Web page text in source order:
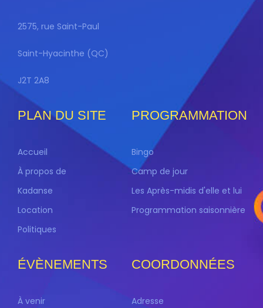
2575, rue Saint-Paul
Saint-Hyacinthe (QC)
J2T 2A8
PLAN DU SITE
Accueil
À propos de
Kadanse
Location
Politiques
PROGRAMMATION
Bingo
Camp de jour
Les Après-midis d'elle et lui
Programmation saisonnière
ÉVÈNEMENTS
À venir
COORDONNÉES
Adresse